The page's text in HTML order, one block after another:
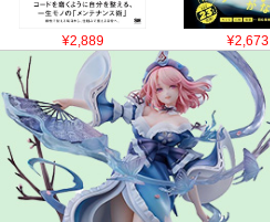
¥2,889 ¥2,673